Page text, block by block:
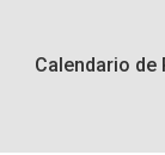
Calendario de